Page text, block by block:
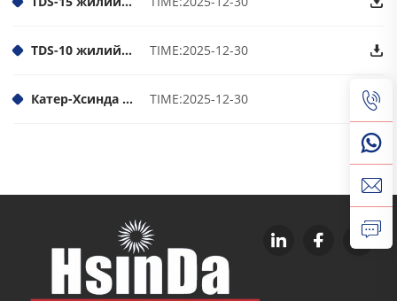
TDS-10 жилийн цаг агаарын нөхцөлд тэсвэртэй TIME:2025-12-30
Катер-Хсинда гадаргын нунтаг хучилт TIME:2025-12-30